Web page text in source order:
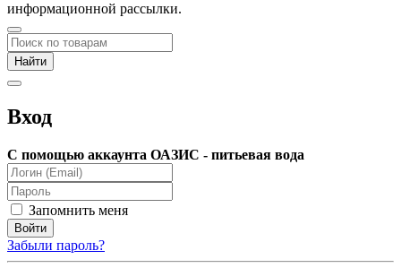
информационной рассылки.
Вход
С помощью аккаунта ОАЗИС - питьевая вода
Запомнить меня
Забыли пароль?